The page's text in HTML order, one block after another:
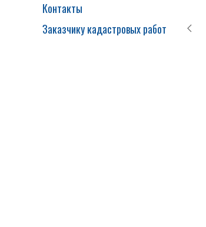
Контакты
Заказчику кадастровых работ